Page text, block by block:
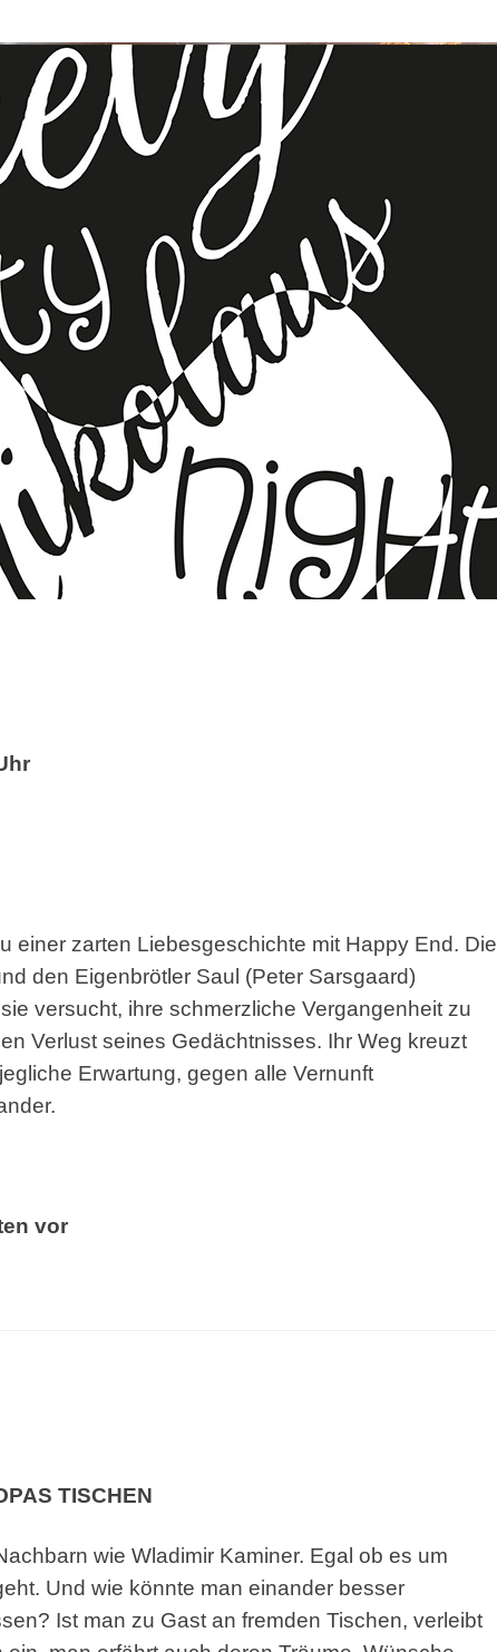
einer zarten Liebesgeschichte mit Happy End. Die
den Eigenbrötler Saul (Peter Sarsgaard)
versucht, ihre schmerzliche Vergangenheit zu
Verlust seines Gedächtnisses. Ihr Weg kreuzt
Erwartung, gegen alle Vernunft
vor
TISCHEN
wie Wladimir Kaminer. Egal ob es um
Und wie könnte man einander besser
Ist man zu Gast an fremden Tischen, verleibt